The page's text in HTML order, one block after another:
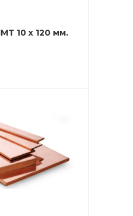
10 х 120 мм.